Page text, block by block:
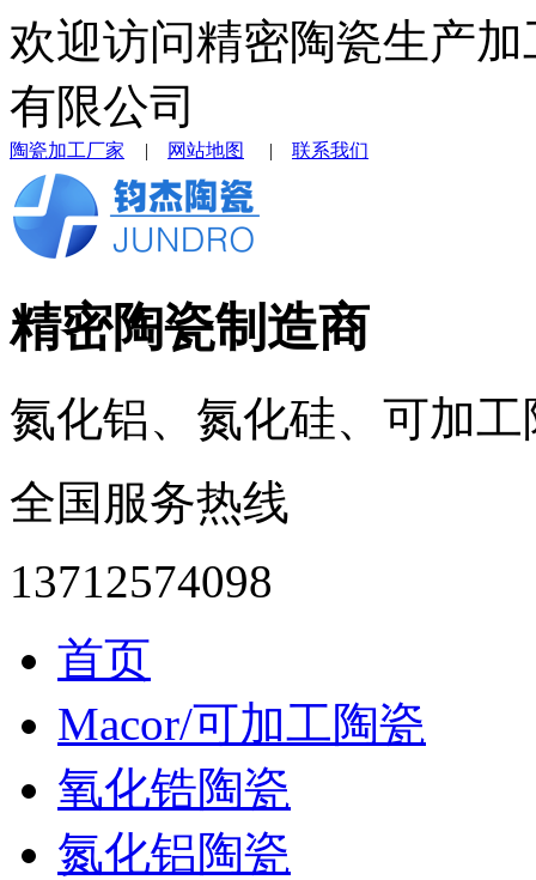
欢迎访问精密陶瓷生产
有限公司
陶瓷加工厂家 | 网站地图 | 联系我们
精密陶瓷制造商
氮化铝、氮化硅、可加
全国服务热线
13712574098
首页
Macor/可加工陶瓷
氧化锆陶瓷
氮化铝陶瓷